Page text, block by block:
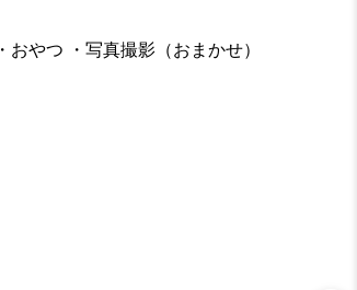
やつ ・写真撮影（おまかせ）